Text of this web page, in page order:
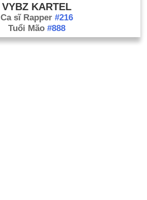
VYBZ KARTEL
Ca sĩ Rapper #216
Tuổi Mão #888